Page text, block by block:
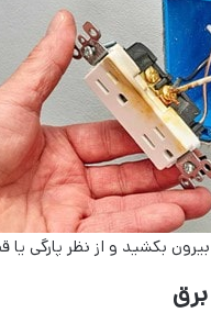
بیرون بکشید و از نظر پارگی